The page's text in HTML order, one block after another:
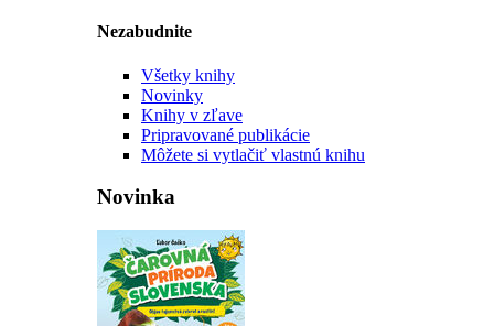
Nezabudnite
Všetky knihy
Novinky
Knihy v zľave
Pripravované publikácie
Môžete si vytlačiť vlastnú knihu
Novinka